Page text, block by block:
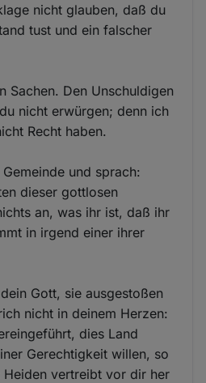
nicht glauben, daß du
tust und ein falscher
Sachen. Den Unschuldigen
nicht erwürgen; denn ich
Recht haben.
und sprach:
dieser gottlosen
an, was ihr ist, daß ihr
in irgend einer ihrer
Gott, sie ausgestoßen
nicht in deinem Herzen:
dies Land
Gerechtigkeit willen, so
Heiden vertreibt vor dir her